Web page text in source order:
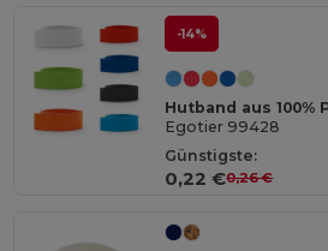
-14%
Hutband aus 100%
Egotier 99428
Günstigste:
0,22 €0,26 €